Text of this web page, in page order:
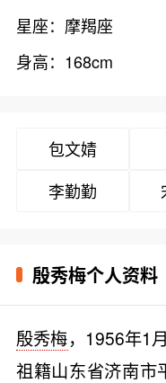
星座：摩羯座
身高：168cm
包文婧
李勤勤
殷秀梅个人资料
殷秀梅，1956年1
祖籍山东省济南市